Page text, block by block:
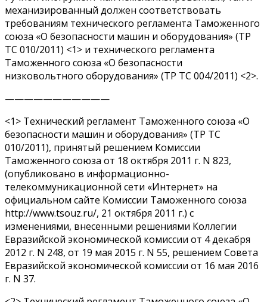
механизированный должен соответствовать
требованиям технического регламента Таможенного
союза «О безопасности машин и оборудования» (ТР
ТС 010/2011) <1> и технического регламента
Таможенного союза «О безопасности
низковольтного оборудования» (ТР ТС 004/2011) <2>.
———————————
<1> Технический регламент Таможенного союза «О
безопасности машин и оборудования» (ТР ТС
010/2011), принятый решением Комиссии
Таможенного союза от 18 октября 2011 г. N 823,
(опубликовано в информационно-
телекоммуникационной сети «Интернет» на
официальном сайте Комиссии Таможенного союза
http://www.tsouz.ru/, 21 октября 2011 г.) с
изменениями, внесенными решениями Коллегии
Евразийской экономической комиссии от 4 декабря
2012 г. N 248, от 19 мая 2015 г. N 55, решением Совета
Евразийской экономической комиссии от 16 мая 2016
г. N 37.